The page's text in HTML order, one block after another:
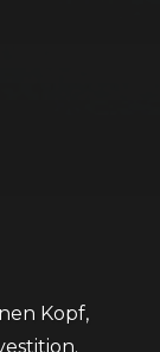
Kopf,